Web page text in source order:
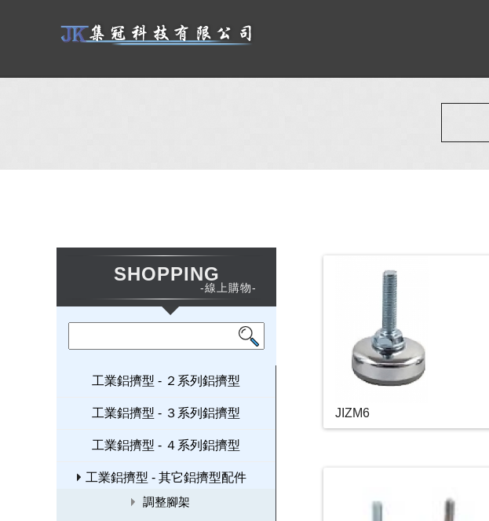
SHOPPING
-線上購物-
工業鋁擠型 - ２系列鋁擠型
工業鋁擠型 - ３系列鋁擠型
工業鋁擠型 - ４系列鋁擠型
工業鋁擠型 - 其它鋁擠型配件
調整腳架
JIZM6